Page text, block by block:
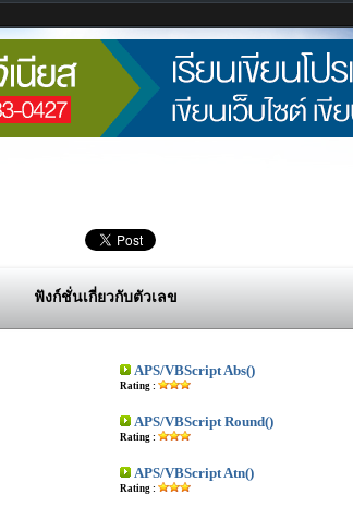
ฟังก์ชั่นเกี่ยวกับตัวเลข
APS/VBScript Abs()
Rating :
APS/VBScript Round()
Rating :
APS/VBScript Atn()
Rating :